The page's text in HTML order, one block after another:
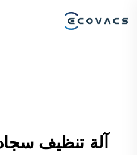
آلة تنظيف